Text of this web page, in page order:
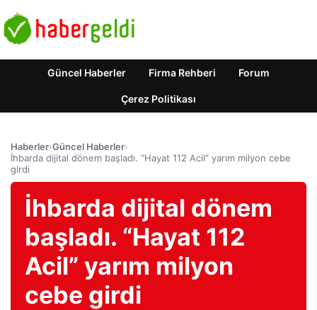
Güncel Haberler Firma Rehberi Forum
Çerez Politikası
Haberler›Güncel Haberler›
İhbarda dijital dönem başladı. “Hayat 112 Acil” yarım milyon cebe
girdi
İhbarda dijital dönem
başladı. “Hayat 112
Acil” yarım milyon
cebe girdi